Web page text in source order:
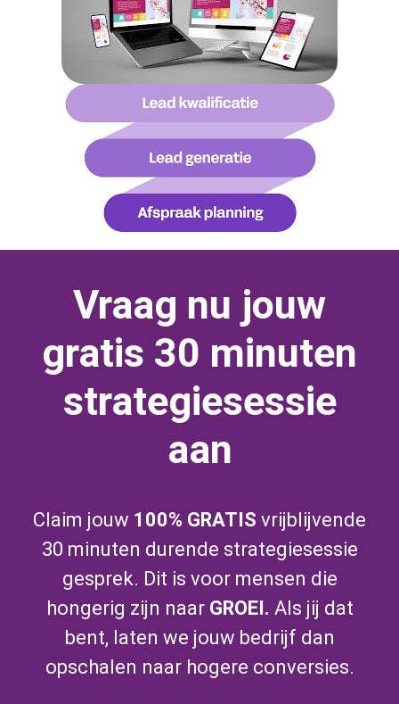
Vraag nu jouw
gratis 30 minuten
strategiesessie
aan
Claim jouw 100% GRATIS vrijblijvende
30 minuten durende strategiesessie
gesprek. Dit is voor mensen die
hongerig zijn naar GROEI. Als jij dat
bent, laten we jouw bedrijf dan
opschalen naar hogere conversies.